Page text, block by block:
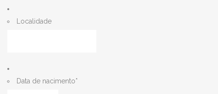
Localidade
Data de nacimento*